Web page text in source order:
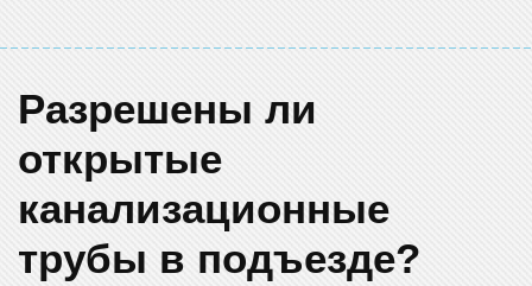
Разрешены ли
открытые
канализационные
трубы в подъезде?